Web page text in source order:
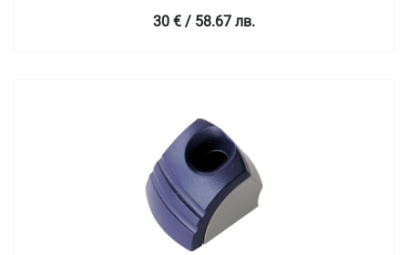
30 € / 58.67 лв.